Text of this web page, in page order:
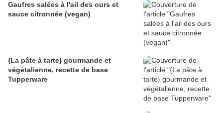
Gaufres salées à l'ail des ours et
sauce citronnée (vegan)
{La pâte à tarte} gourmande et
végétalienne, recette de base
Tupperware